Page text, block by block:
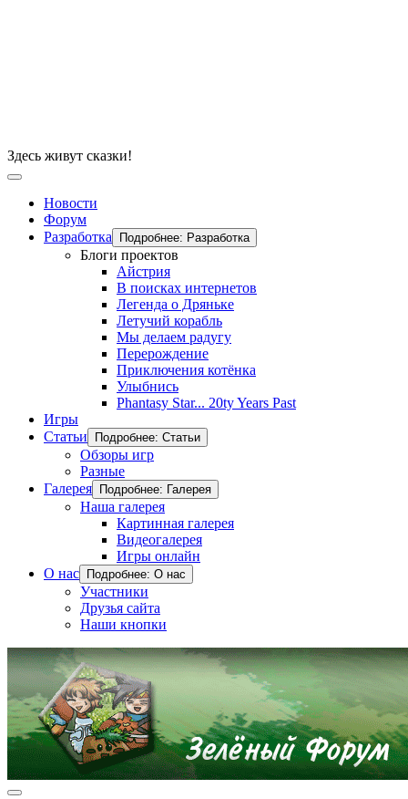
Здесь живут сказки!
Новости
Форум
Разработка
Подробнее: Разработка
Блоги проектов
Айстрия
В поисках интернетов
Легенда о Дряньке
Летучий корабль
Мы делаем радугу
Перерождение
Приключения котёнка
Улыбнись
Phantasy Star... 20ty Years Past
Игры
Статьи
Подробнее: Статьи
Обзоры игр
Разные
Галерея
Подробнее: Галерея
Наша галерея
Картинная галерея
Видеогалерея
Игры онлайн
О нас
Подробнее: О нас
Участники
Друзья сайта
Наши кнопки